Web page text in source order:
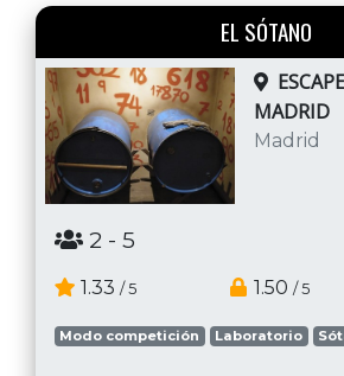
EL SÓTANO
MADRID
Madrid
2 - 5
1.33 / 5 1.50 / 5
Modo competición Laboratorio